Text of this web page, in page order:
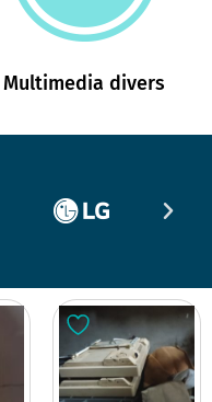
Multimedia divers